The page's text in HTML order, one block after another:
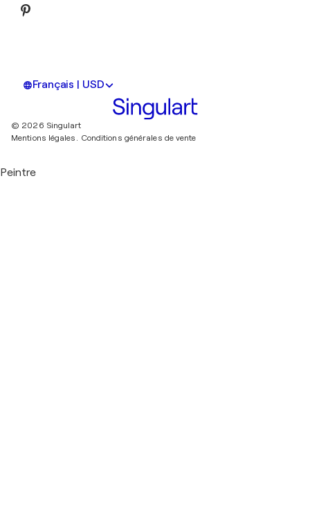
Français | USD
© 2026 Singulart
Mentions légales. Conditions générales de vente
Peintre